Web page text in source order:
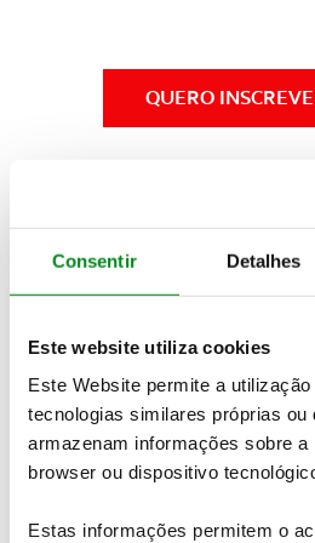
Consentir Detalhes
Este website utiliza cookies
Este Website permite a
tecnologias similares próprias ou
armazenam informações sobre a
browser ou dispositivo
Estas informações permitem o
QUERO
(sócios
Até27 de setembro (não
pessoas
De
28 de setembro a 4 de
De 28de setembro a 4 de
190 € para 2 pessoas
- Palace Hotel da Curia: 130 €
- Pessoa Extra (para além dos